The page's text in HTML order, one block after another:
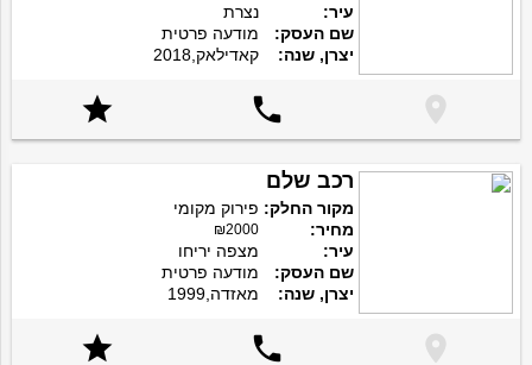
עיר:
נצרת
שם העסק:
מודעה פרטית
יצרן, שנה:
קאדילאק,2018



רכב שלם
מקור החלק: פירוק מקומי
מחיר:
₪2000
עיר:
מצפה יריחו
שם העסק:
מודעה פרטית
יצרן, שנה:
מאזדה,1999


